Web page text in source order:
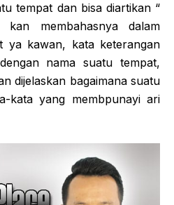
tempat dan bisa diartikan “
membahasnya dalam
ya kawan, kata keterangan
nama suatu tempat,
dijelaskan bagaimana suatu
kata yang membpunayi ari